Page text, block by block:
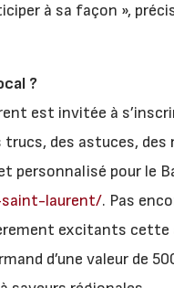
à sa façon »,
?
est invitée à
trucs, des astuces,
personnalisé pour le
saint-laurent/. Pas
excitants cette
d’une valeur de